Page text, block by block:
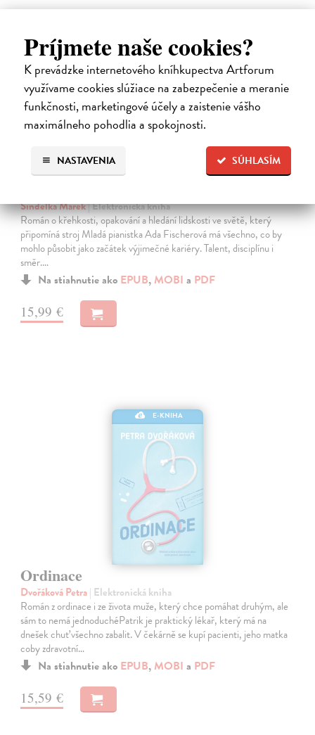
Príjmete naše cookies?
K prevádzke internetového kníhkupectva Artforum
využívame cookies slúžiace na zabezpečenie a meranie
funkčnosti, marketingové účely a zaistenie vášho
maximálneho pohodlia a spokojnosti.
SÚHLASÍM
NASTAVENIA
Šindelka Marek| Elektronická kniha
Román o křehkosti, opakování a hledání lidskosti ve světě, který
připomíná stroj Mladá pianistka Ada Fischerová má všechno, co by
mohlo působit jako začátek výjimečné kariéry. Talent, disciplínu i
směr.…
Na stiahnutie ako EPUB, MOBI a PDF
15,99 €
E-KNIHA
Ordinace
Dvořáková Petra| Elektronická kniha
Román z ordinace i ze života muže, který chce pomáhat druhým, ale
sám to nemá jednoduchéPatrik je praktický lékař, který má na
dnešek chuť všechno zabalit. V čekárně se kupí pacienti, jeho matka
coby zdravotní…
Na stiahnutie ako EPUB, MOBI a PDF
15,59 €